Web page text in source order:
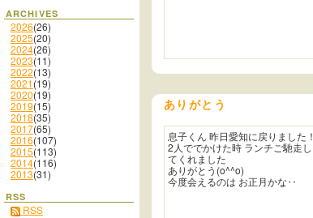
ARCHIVES
2026(26)
2025(20)
2024(26)
2023(11)
2022(13)
2021(19)
2020(19)
2019(15)
2018(35)
2017(65)
2016(107)
2015(113)
2014(116)
2013(31)
RSS
RSS
ありがとう
息子くん 昨日愛知に戻りました！
2人ででかけた時 ランチご馳走し
てくれました
ありがとう(o^^o)
今度会えるのは お正月かな‥